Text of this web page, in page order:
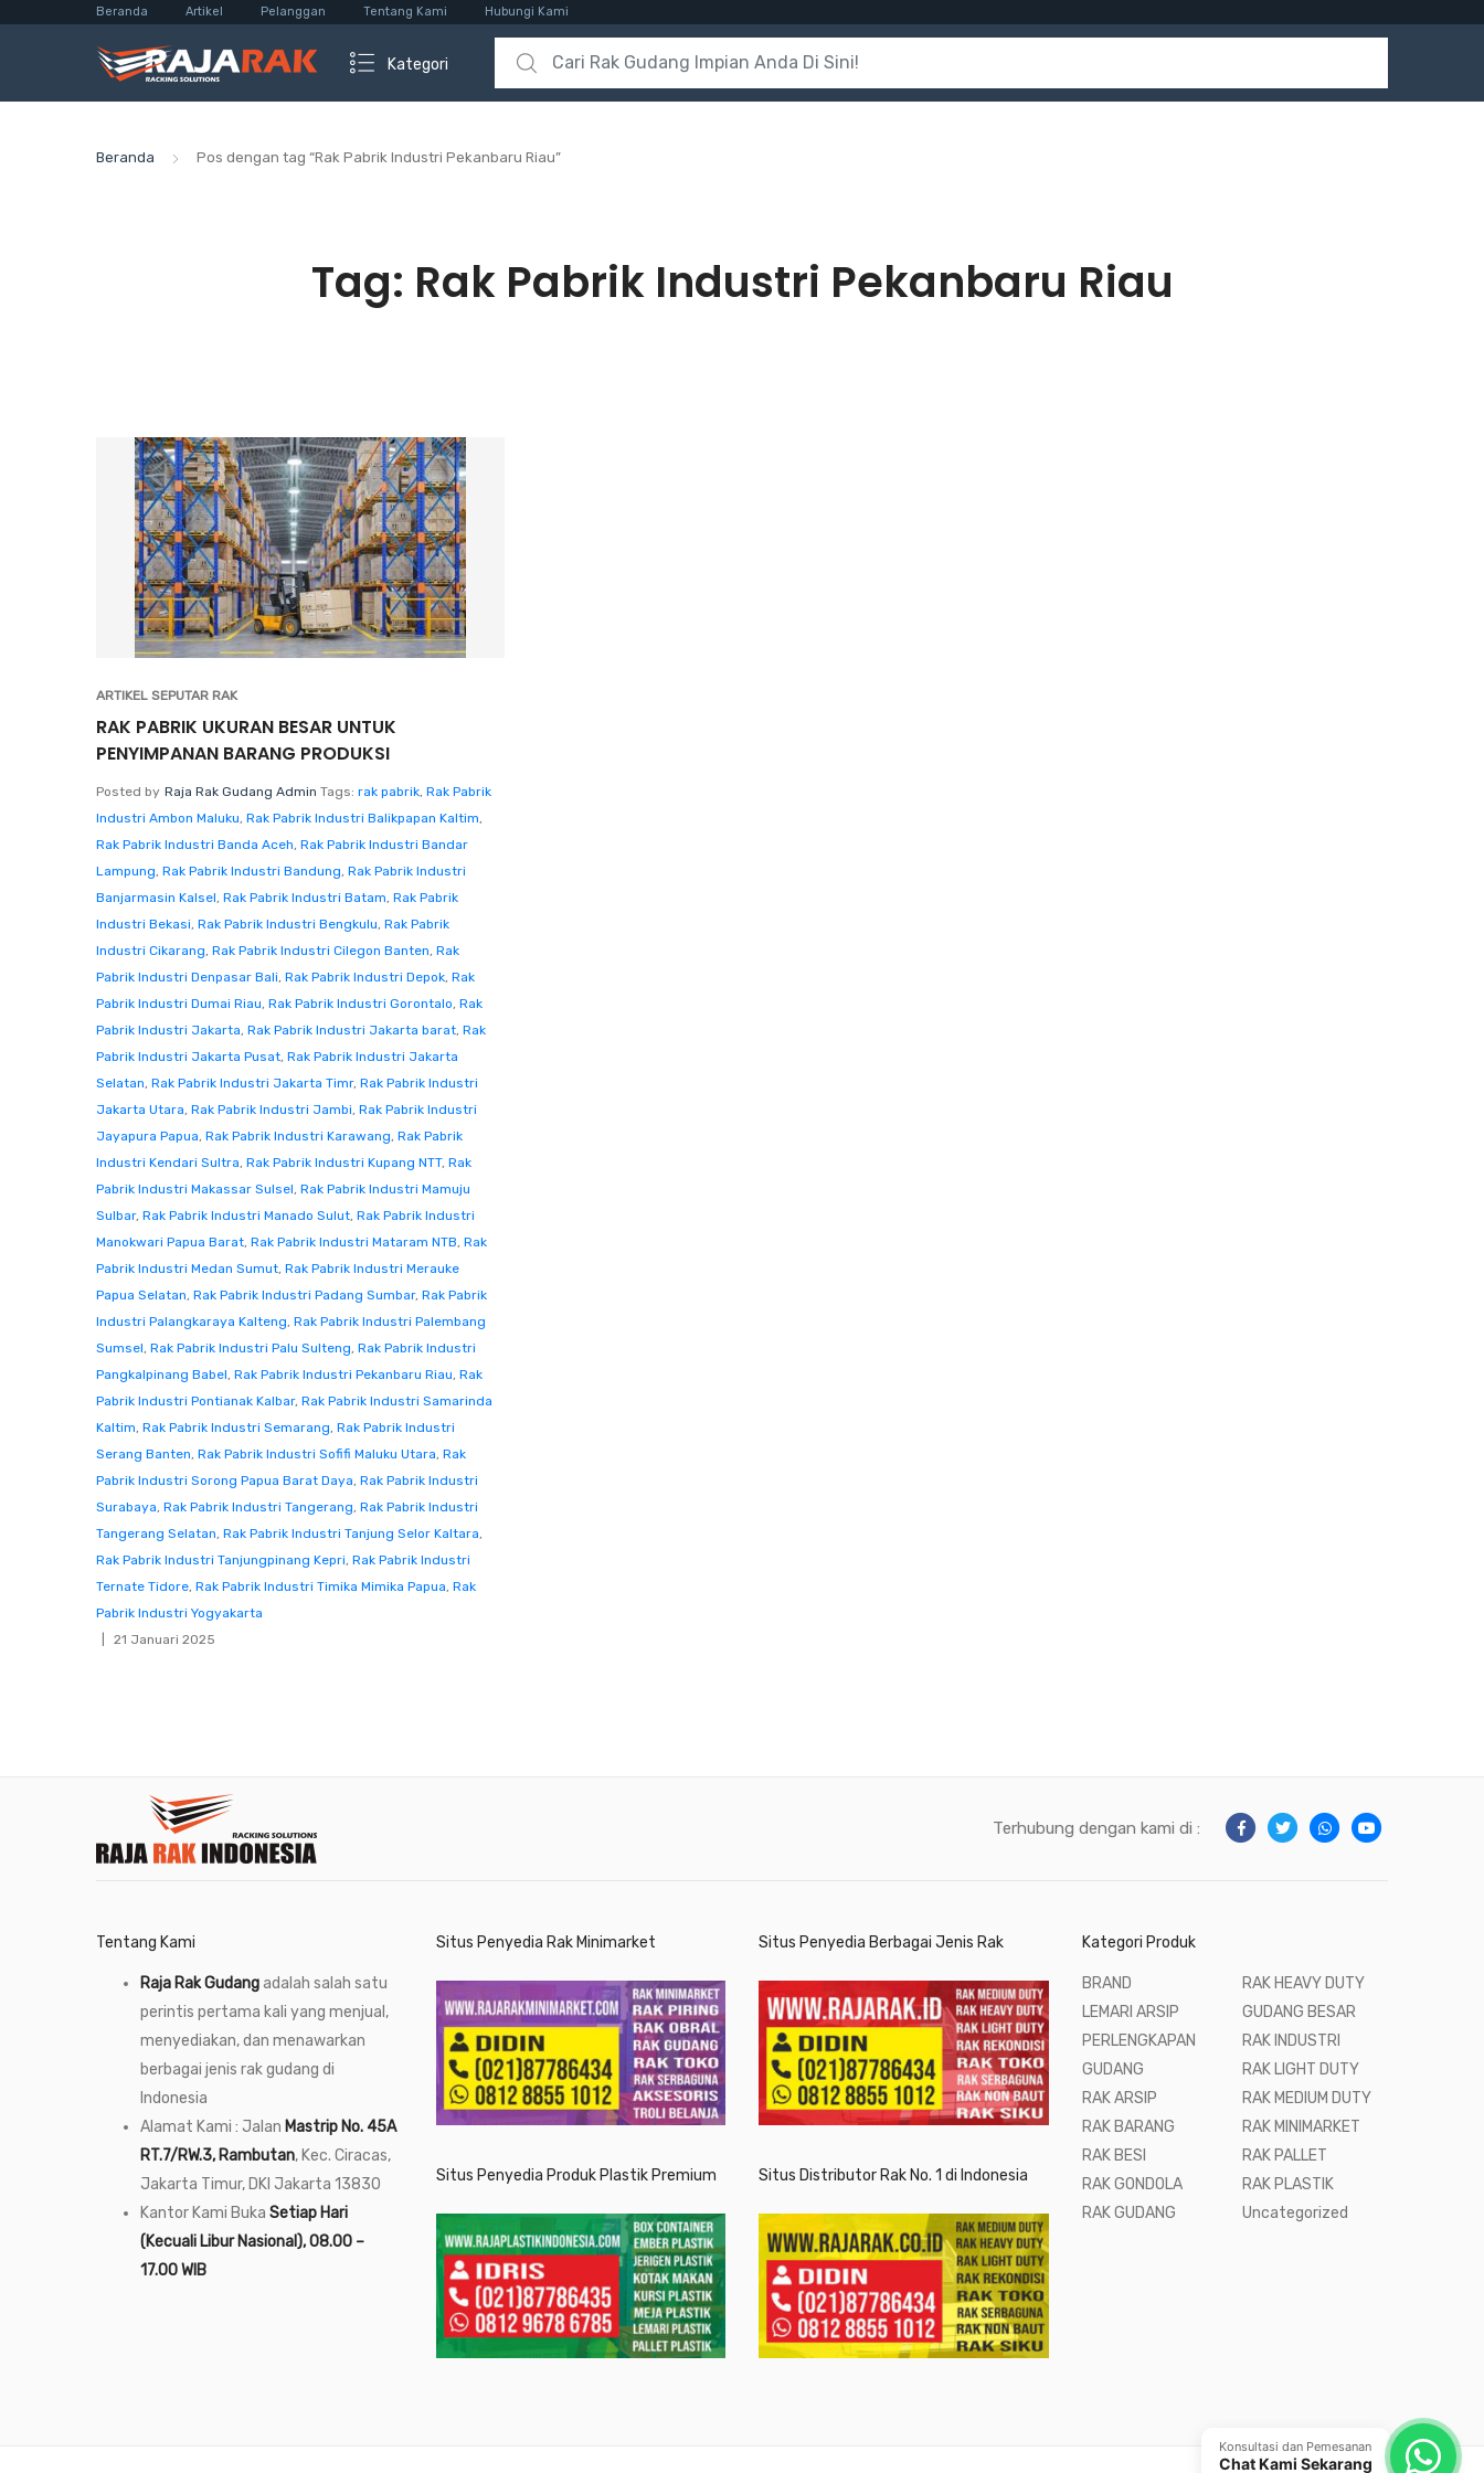
Beranda Artikel Pelanggan Tentang Kami Hubungi Kami
Kategori
Search for:
Beranda Pos dengan tag “Rak Pabrik Industri Pekanbaru Riau”
Tag: Rak Pabrik Industri Pekanbaru Riau
ARTIKEL SEPUTAR RAK
RAK PABRIK UKURAN BESAR UNTUK
PENYIMPANAN BARANG PRODUKSI
Posted by Raja Rak Gudang Admin Tags: rak pabrik, Rak Pabrik
Industri Ambon Maluku, Rak Pabrik Industri Balikpapan Kaltim,
Rak Pabrik Industri Banda Aceh, Rak Pabrik Industri Bandar
Lampung, Rak Pabrik Industri Bandung, Rak Pabrik Industri
Banjarmasin Kalsel, Rak Pabrik Industri Batam, Rak Pabrik
Industri Bekasi, Rak Pabrik Industri Bengkulu, Rak Pabrik
Industri Cikarang, Rak Pabrik Industri Cilegon Banten, Rak
Pabrik Industri Denpasar Bali, Rak Pabrik Industri Depok, Rak
Pabrik Industri Dumai Riau, Rak Pabrik Industri Gorontalo, Rak
Pabrik Industri Jakarta, Rak Pabrik Industri Jakarta barat, Rak
Pabrik Industri Jakarta Pusat, Rak Pabrik Industri Jakarta
Selatan, Rak Pabrik Industri Jakarta Timr, Rak Pabrik Industri
Jakarta Utara, Rak Pabrik Industri Jambi, Rak Pabrik Industri
Jayapura Papua, Rak Pabrik Industri Karawang, Rak Pabrik
Industri Kendari Sultra, Rak Pabrik Industri Kupang NTT, Rak
Pabrik Industri Makassar Sulsel, Rak Pabrik Industri Mamuju
Sulbar, Rak Pabrik Industri Manado Sulut, Rak Pabrik Industri
Manokwari Papua Barat, Rak Pabrik Industri Mataram NTB, Rak
Pabrik Industri Medan Sumut, Rak Pabrik Industri Merauke
Papua Selatan, Rak Pabrik Industri Padang Sumbar, Rak Pabrik
Industri Palangkaraya Kalteng, Rak Pabrik Industri Palembang
Sumsel, Rak Pabrik Industri Palu Sulteng, Rak Pabrik Industri
Pangkalpinang Babel, Rak Pabrik Industri Pekanbaru Riau, Rak
Pabrik Industri Pontianak Kalbar, Rak Pabrik Industri Samarinda
Kaltim, Rak Pabrik Industri Semarang, Rak Pabrik Industri
Serang Banten, Rak Pabrik Industri Sofifi Maluku Utara, Rak
Pabrik Industri Sorong Papua Barat Daya, Rak Pabrik Industri
Surabaya, Rak Pabrik Industri Tangerang, Rak Pabrik Industri
Tangerang Selatan, Rak Pabrik Industri Tanjung Selor Kaltara,
Rak Pabrik Industri Tanjungpinang Kepri, Rak Pabrik Industri
Ternate Tidore, Rak Pabrik Industri Timika Mimika Papua, Rak
Pabrik Industri Yogyakarta
21 Januari 2025
Terhubung dengan kami di :
Tentang Kami
Raja Rak Gudangadalah salah satu
perintis pertama kali yang menjual,
menyediakan, dan menawarkan
berbagai jenis rak gudang di
Indonesia
Alamat Kami : Jalan Mastrip No. 45A
RT.7/RW.3, Rambutan, Kec. Ciracas,
Jakarta Timur, DKI Jakarta 13830
Kantor Kami Buka Setiap Hari
(Kecuali Libur Nasional), 08.00 –
17.00 WIB
Situs Penyedia Rak Minimarket
Situs Penyedia Produk Plastik Premium
Situs Penyedia Berbagai Jenis Rak
Situs Distributor Rak No. 1 di Indonesia
Kategori Produk
BRAND
LEMARI ARSIP
PERLENGKAPAN
GUDANG
RAK ARSIP
RAK BARANG
RAK BESI
RAK GONDOLA
RAK GUDANG
RAK HEAVY DUTY
GUDANG BESAR
RAK INDUSTRI
RAK LIGHT DUTY
RAK MEDIUM DUTY
RAK MINIMARKET
RAK PALLET
RAK PLASTIK
Uncategorized
Konsultasi dan Pemesanan
Chat Kami Sekarang